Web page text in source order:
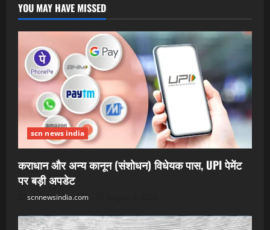
YOU MAY HAVE MISSED
scn news india
कराधान और अन्य कानून (संशोधन) विधेयक पास, UPI पेमेंट
पर बड़ी अपडेट
scnnewsindia.com